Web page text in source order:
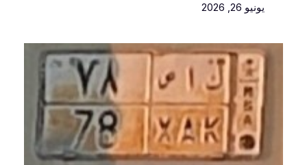
يونيو 26, 2026